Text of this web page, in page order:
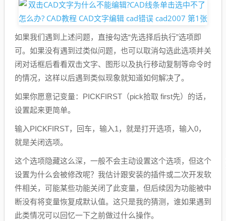
如果我们遇到上述问题，直接勾选“先选择后执行”选项即
可。如果没有遇到过类似问题，也可以取消勾选此选项并关
闭对话框后看看双击文字、图形以及执行移动复制等命令时
的情况，这样以后遇到类似现象就知道如何解决了。
如果你愿意记变量：PICKFIRST（pick拾取 first先）的话，
设置起来更简单。
输入PICKFIRST，回车，输入1，就是打开选项，输入0，
就是关闭选项。
这个选项隐藏这么深，一般不会主动设置这个选项，但这个
设置为什么会被修改呢？我估计跟安装的插件或二次开发软
件相关，可能某些功能关闭了此变量，但后续因为功能被中
断没有将变量恢复成默认值。这只是我的猜测，谁如果遇到
此类情况可以回忆一下之前做过什么操作。